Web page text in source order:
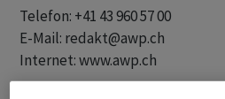
Telefon: +41 43 960 57 00
E-Mail: redakt@awp.ch
Internet: www.awp.ch